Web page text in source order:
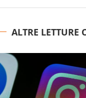
ALTRE LETTURE